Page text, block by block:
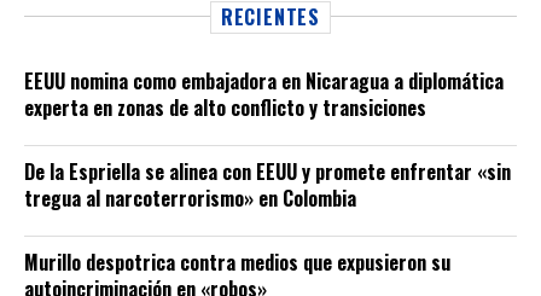
RECIENTES
EEUU nomina como embajadora en Nicaragua a diplomática
experta en zonas de alto conflicto y transiciones
De la Espriella se alinea con EEUU y promete enfrentar «sin
tregua al narcoterrorismo» en Colombia
Murillo despotrica contra medios que expusieron su
autoincriminación en «robos»